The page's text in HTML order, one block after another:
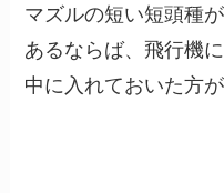
マズルの短い短頭種
あるならば、飛行機
中に入れておいた方